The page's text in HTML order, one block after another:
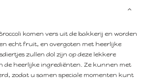
komen vers uit de bakkerij en worden
echt fruit, en overgoten met heerlijke
zullen dol zijn op deze lekkere
de heerlijke ingrediënten. Ze kunnen met
zodat u samen speciale momenten kunt